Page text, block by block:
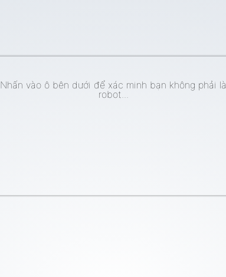
Nhấn vào ô bên dưới để xác minh bạn không phải là
robot...